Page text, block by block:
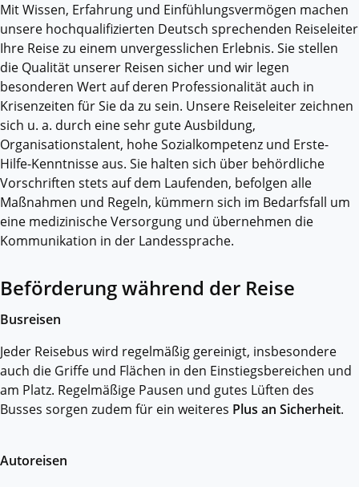
Mit Wissen, Erfahrung und Einfühlungsvermögen machen
unsere hochqualifizierten Deutsch sprechenden Reiseleiter
Ihre Reise zu einem unvergesslichen Erlebnis. Sie stellen
die Qualität unserer Reisen sicher und wir legen
besonderen Wert auf deren Professionalität auch in
Krisenzeiten für Sie da zu sein. Unsere Reiseleiter zeichnen
sich u. a. durch eine sehr gute Ausbildung,
Organisationstalent, hohe Sozialkompetenz und Erste-
Hilfe-Kenntnisse aus. Sie halten sich über behördliche
Vorschriften stets auf dem Laufenden, befolgen alle
Maßnahmen und Regeln, kümmern sich im Bedarfsfall um
eine medizinische Versorgung und übernehmen die
Kommunikation in der Landessprache.
Beförderung während der Reise
Busreisen
Jeder Reisebus wird regelmäßig gereinigt, insbesondere
auch die Griffe und Flächen in den Einstiegsbereichen und
am Platz. Regelmäßige Pausen und gutes Lüften des
Busses sorgen zudem für ein weiteres Plus an Sicherheit.
Autoreisen